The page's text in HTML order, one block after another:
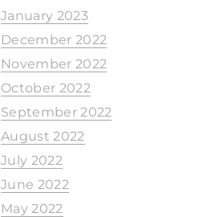
January 2023
December 2022
November 2022
October 2022
September 2022
August 2022
July 2022
June 2022
May 2022